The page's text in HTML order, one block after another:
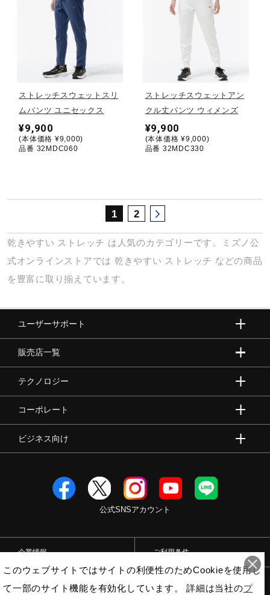
その他
サポート
直営店一覧
取扱店一覧
ストレッチスウェットスリ
ムパンツ ユニセックス
¥9,900
(本体価格 ¥9,000)
品番 32MDC060
ストレッチスウェットアン
クル丈パンツ ウィメンズ
¥9,900
(本体価格 ¥9,000)
品番 32MDC330
1 2
乾きやすい ストレッチ は人気のカテゴリーです。ミズノ公
式オンラインストアでは 乾きやすい ストレッチ などの商品
を豊富に取り揃えています。
ユーザーサポート
販売店一覧
テクノロジー
コーポレート
ビジネス向け
公式SNSアカウント
企業情報 ご利用条件
このウェブサイトではサイトの利便性のためCookieを使用し
て一部のサイト機能を有効化しています。 詳細は当社のプ